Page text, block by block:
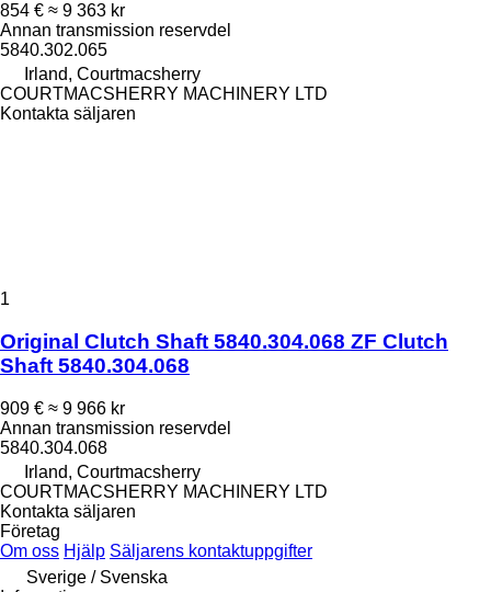
854 € ≈ 9 363 kr
Annan transmission reservdel
5840.302.065
Irland, Courtmacsherry
COURTMACSHERRY MACHINERY LTD
Kontakta säljaren
1
Original Clutch Shaft 5840.304.068 ZF Clutch
Shaft 5840.304.068
909 € ≈ 9 966 kr
Annan transmission reservdel
5840.304.068
Irland, Courtmacsherry
COURTMACSHERRY MACHINERY LTD
Kontakta säljaren
Företag
Om oss Hjälp Säljarens kontaktuppgifter
Sverige / Svenska